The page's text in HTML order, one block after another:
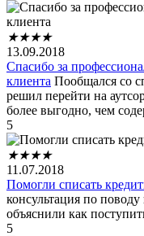
★★★★
13.09.2018
Спасибо за
клиента Пообщался со
решил перейти на
более выгодно, чем
5
★★★★
11.07.2018
Помогли списать
консультация по
объяснили как
5